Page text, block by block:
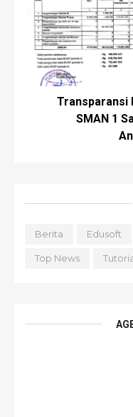
Transparansi
SMAN 1
Berita Edusoft
Top News